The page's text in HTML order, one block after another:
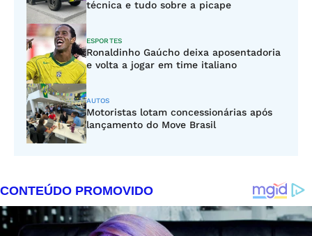
técnica e tudo sobre a picape
ESPORTES
Ronaldinho Gaúcho deixa aposentadoria
e volta a jogar em time italiano
AUTOS
Motoristas lotam concessionárias após
lançamento do Move Brasil